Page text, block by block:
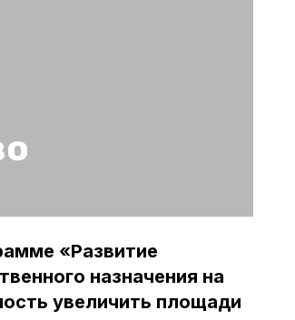
«Развитие
назначения на
увеличить площади